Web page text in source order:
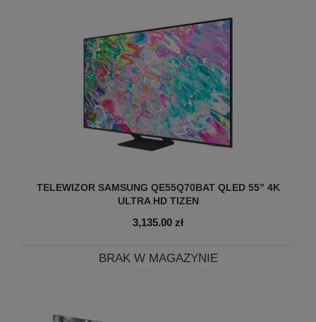
TELEWIZOR SAMSUNG QE55Q70BAT QLED 55” 4K
ULTRA HD TIZEN
3,135.00 zł
BRAK W MAGAZYNIE